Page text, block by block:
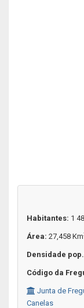
Habitantes: 1
Área: 27,458 Km
Densidade
Código da
Junta de
Canelas